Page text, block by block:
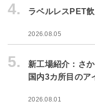
4. ラベルレスPET
2026.08.05
5.
新工場紹介：さ
国内3カ所目のア
2026.08.01